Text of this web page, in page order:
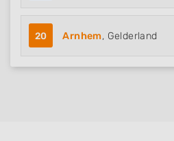
20 Arnhem, Gelderland